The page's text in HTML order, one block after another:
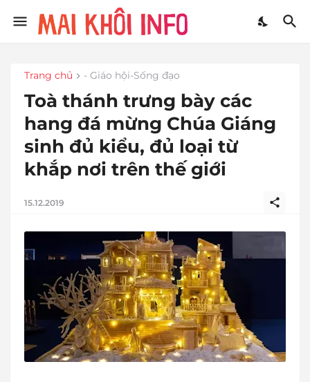
Trang chủ - Giáo hội-Sống đạo
Toà thánh trưng bày các
hang đá mừng Chúa Giáng
sinh đủ kiểu, đủ loại từ
khắp nơi trên thế giới
15.12.2019